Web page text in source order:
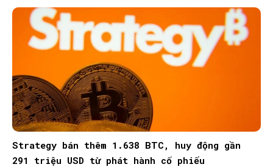
Strategy bán thêm 1.638 BTC, huy động gần
291 triệu USD từ phát hành cổ phiếu